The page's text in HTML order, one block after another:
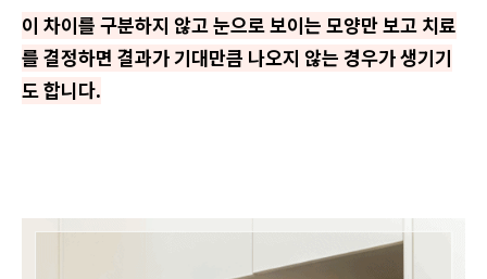
이 차이를 구분하지 않고 눈으로 보이는 모양만 보고 치료
를 결정하면 결과가 기대만큼 나오지 않는 경우가 생기기
도 합니다.